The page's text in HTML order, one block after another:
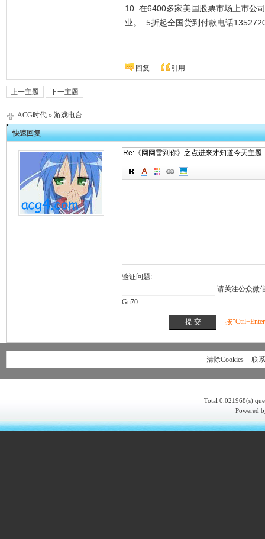
10. 在6400多家美国股票市场上市公
业。 5折起全国货到付款电话
回复 引用
上一主题 下一主题
ACG时代 » 游戏电台
快速回复
验证问题:
请关注公众微
Gu70
按
清除Cookies 联
Total 0.021968(s)
Powered